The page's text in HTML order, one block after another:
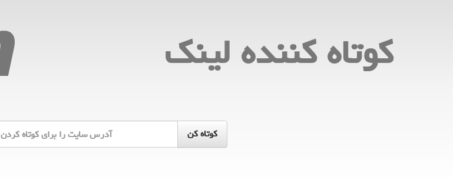
كوتاه كننده لینك